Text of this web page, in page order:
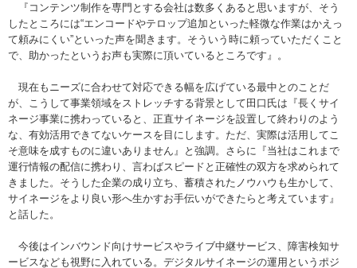
『コンテンツ制作を専門とする会社は数多くあると思いますが、そう
したところには“エンコードやテロップ追加といった軽微な作業はかえっ
て頼みにくい”といった声を聞きます。そういう時に頼っていただくこと
で、助かったというお声も実際に頂いているところです』。
現在もニーズに合わせて対応できる幅を広げている最中とのことだ
が、こうして事業領域をストレッチする背景として田口氏は『長くサイ
ネージ事業に携わっていると、正直サイネージを設置して終わりのよう
な、有効活用できてないケースを目にします。ただ、実際は活用してこ
そ意味を成すものに違いありません』と強調。さらに『当社はこれまで
運行情報の配信に携わり、言わばスピードと正確性の双方を求められて
きました。そうした企業の成り立ち、蓄積されたノウハウも生かして、
サイネージをより良い形へ生かすお手伝いができたらと考えています』
と話した。
今後はインバウンド向けサービスやライブ中継サービス、障害検知サ
ービスなども視野に入れている。デジタルサイネージの運用というポジ